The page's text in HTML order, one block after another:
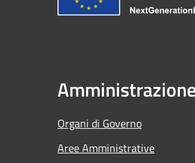
Amministrazione
Organi di Governo
Aree Amministrative